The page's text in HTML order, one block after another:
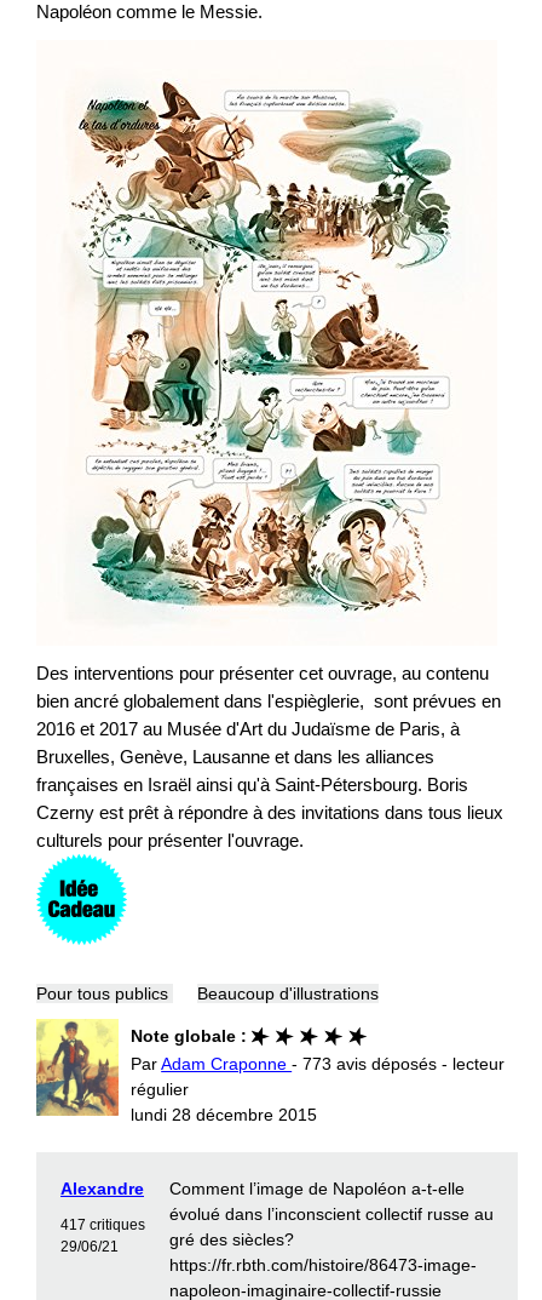
Napoléon comme le Messie.
Des interventions pour présenter cet ouvrage, au contenu
bien ancré globalement dans l'espièglerie, sont prévues en
2016 et 2017 au Musée d'Art du Judaïsme de Paris, à
Bruxelles, Genève, Lausanne et dans les alliances
françaises en Israël ainsi qu'à Saint-Pétersbourg. Boris
Czerny est prêt à répondre à des invitations dans tous lieux
culturels pour présenter l'ouvrage.
Pour tous publics Beaucoup d'illustrations
Note globale :
ParAdam Craponne- 773 avis déposés - lecteur
régulier
lundi 28 décembre 2015
Alexandre
417 critiques
29/06/21
Comment l’image de Napoléon a-t-elle
évolué dans l’inconscient collectif russe au
gré des siècles?
https://fr.rbth.com/histoire/86473-image-
napoleon-imaginaire-collectif-russie